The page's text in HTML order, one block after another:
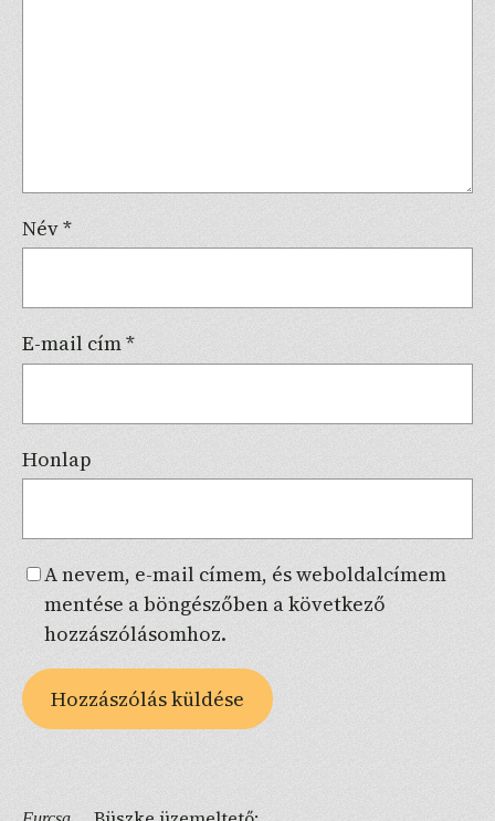
Név*
E-mail cím*
Honlap
A nevem, e-mail címem, és weboldalcímem
mentése a böngészőben a következő
hozzászólásomhoz.